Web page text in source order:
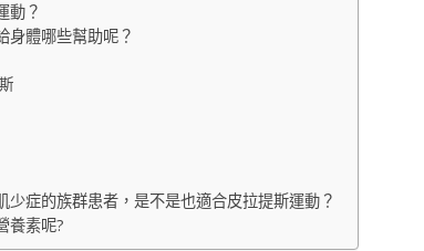
動？
身體哪些幫助呢？
少症的族群患者，是不是也適合皮拉提斯運動？
養素呢?